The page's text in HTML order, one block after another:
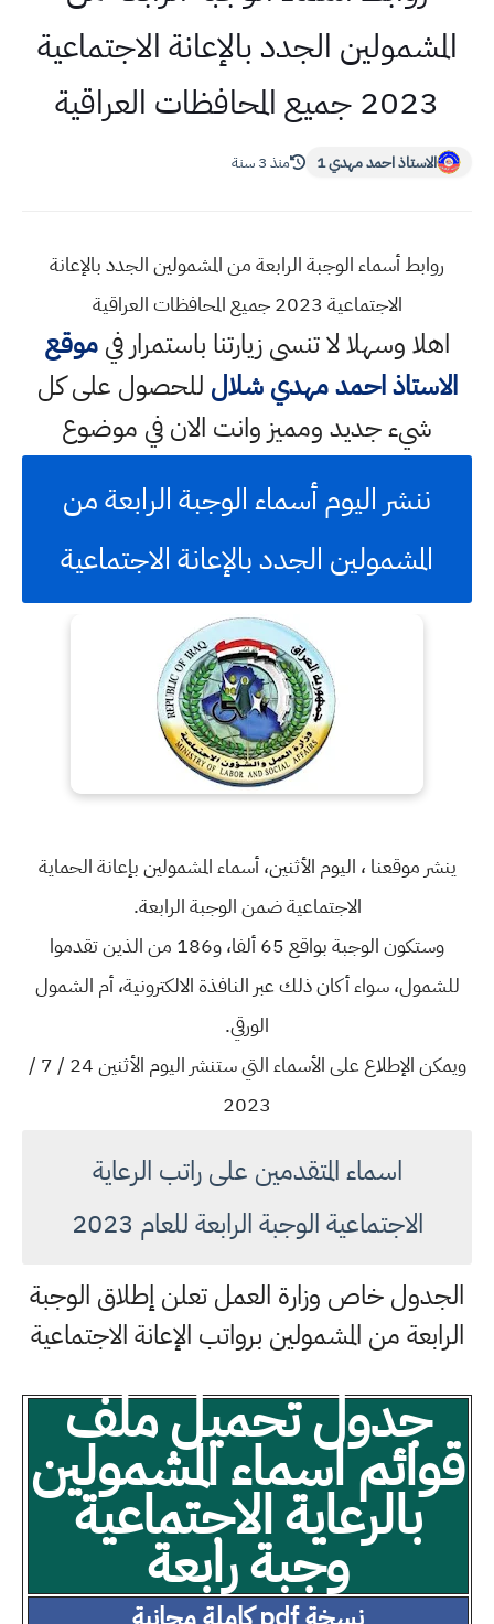
المشمولين الجدد بالإعانة الاجتماعية
2023 جميع المحافظات العراقية
الاستاذ احمد مهدي 1 منذ 3 سنة
روابط أسماء الوجبة الرابعة من المشمولين الجدد بالإعانة
الاجتماعية 2023 جميع المحافظات العراقية
اهلا وسهلالا تنسى زيارتنا باستمرار فيموقع
الاستاذ احمد مهدي شلال للحصول على كل
شيء جديد ومميز وانت الان في موضوع
ننشر اليوم أسماء الوجبة الرابعة من
المشمولين الجدد بالإعانة الاجتماعية
ينشر موقعنا ، اليوم الأثنين، أسماء المشمولين بإعانة الحماية
الاجتماعية ضمن الوجبة الرابعة.
وستكون الوجبة بواقع 65 ألفا، و186 من الذين تقدموا
للشمول، سواء أكان ذلك عبر النافذة الالكترونية، أم الشمول
الورقي.
ويمكن الإطلاع على الأسماء التي ستنشر اليوم الأثنين 24 / 7 /
2023
اسماء المتقدمين على راتب الرعاية
الاجتماعية الوجبة الرابعة للعام 2023
الجدول خاص وزارة العمل تعلن إطلاق الوجبة
الرابعة من المشمولين برواتب الإعانة الاجتماعية
جدول تحميل ملف
قوائم اسماء المشمولين
بالرعاية الاجتماعية
وجبة رابعة